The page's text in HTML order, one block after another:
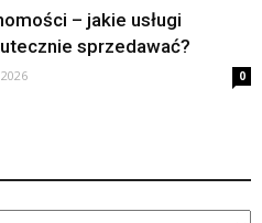
– jakie usługi
sprzedawać?
0